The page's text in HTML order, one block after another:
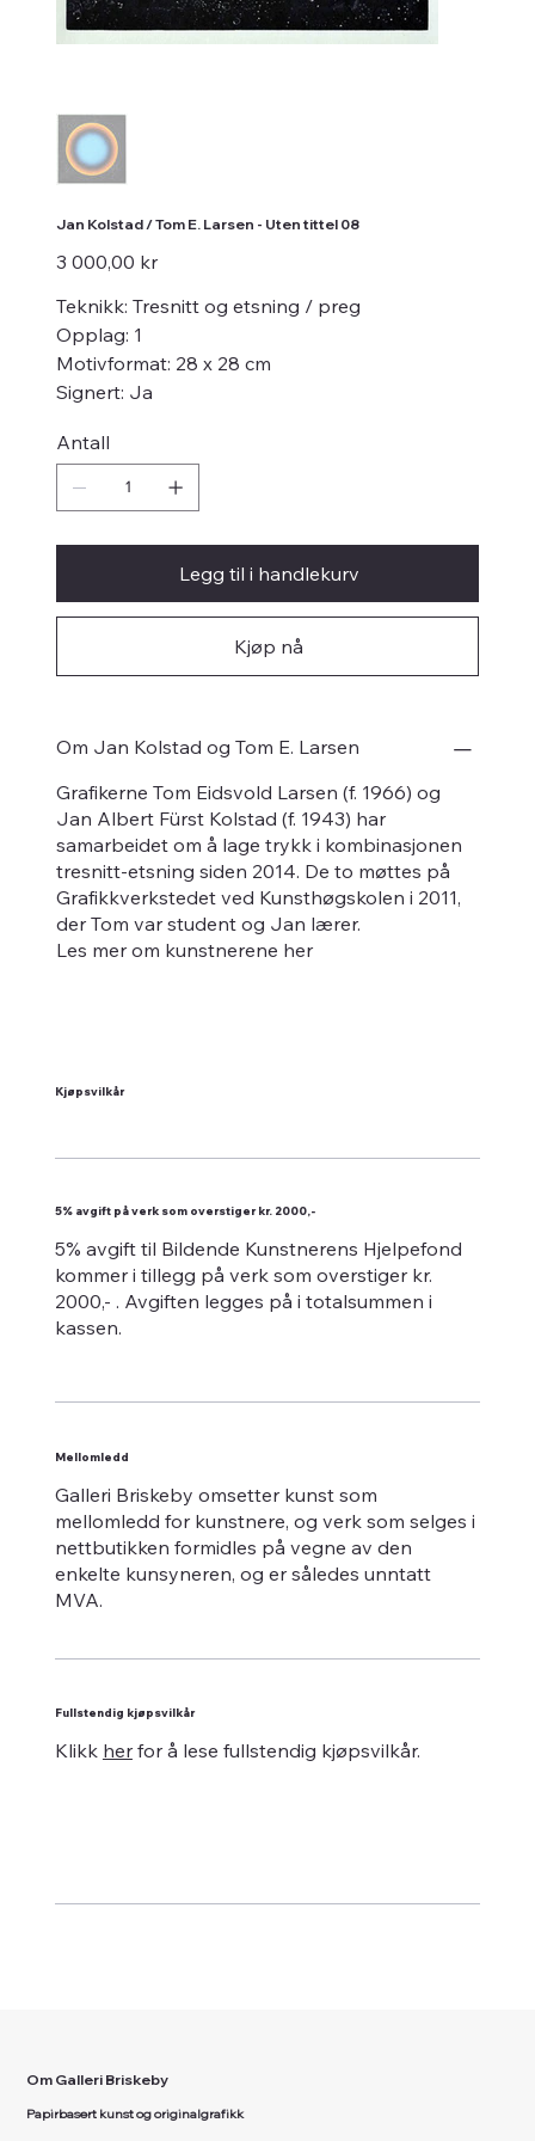
Jan Kolstad / Tom E. Larsen - Uten tittel 08
Pris
3 000,00 kr
Teknikk: Tresnitt og etsning / preg
Opplag: 1
Motivformat: 28 x 28 cm
Signert: Ja
Antall
Legg til i handlekurv
Kjøp nå
Om Jan Kolstad og Tom E. Larsen
Grafikerne Tom Eidsvold Larsen (f. 1966) og
Jan Albert Fürst Kolstad (f. 1943) har
samarbeidet om å lage trykk i kombinasjonen
tresnitt-etsning siden 2014. De to møttes på
Grafikkverkstedet ved Kunsthøgskolen i 2011,
der Tom var student og Jan lærer.
Les mer om kunstnerene her
Kjøpsvilkår
5% avgift på verk som overstiger kr. 2000,-
5% avgift til Bildende Kunstnerens Hjelpefond
kommer i tillegg på verk som overstiger kr.
2000,- . Avgiften legges på i totalsummen i
kassen.
Mellomledd
Galleri Briskeby omsetter kunst som
mellomledd for kunstnere, og verk som selges i
nettbutikken formidles på vegne av den
enkelte kunsyneren, og er således unntatt
MVA.
Fullstendig kjøpsvilkår
Klikk herfor å lese fullstendig kjøpsvilkår.
Om Galleri Briskeby
Papirbasert kunst og originalgrafikk